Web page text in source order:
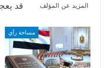
قد المزيد عن المؤلف
مساحة رأي